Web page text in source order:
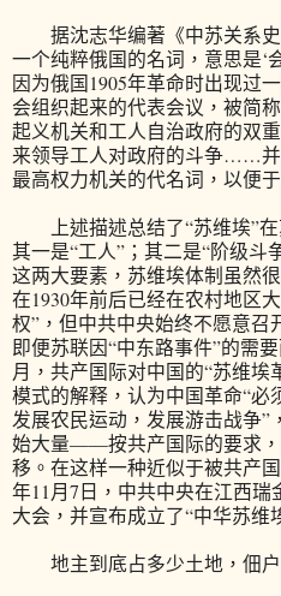
据沈志华编著《中苏关系史
一个纯粹俄国的名词，意思是‘
因为俄国1905年革命时出现过
会组织起来的代表会议，被简
起义机关和工人自治政府的双
来领导工人对政府的斗争……
最高权力机关的代名词，以便
上述描述总结了“苏维埃”在
其一是“工人”；其二是“阶级斗
这两大要素，苏维埃体制虽然
在1930年前后已经在农村地区
权”，但中共中央始终不愿意
即便苏联因“中东路事件”的需
月，共产国际对中国的“苏维
模式的解释，认为中国革命“必
发展农民运动，发展游击战争
始大量——按共产国际的要求
移。在这样一种近似于被共产
年11月7日，中共中央在江西
大会，并宣布成立了“中华苏维
地主到底占多少土地，佃户